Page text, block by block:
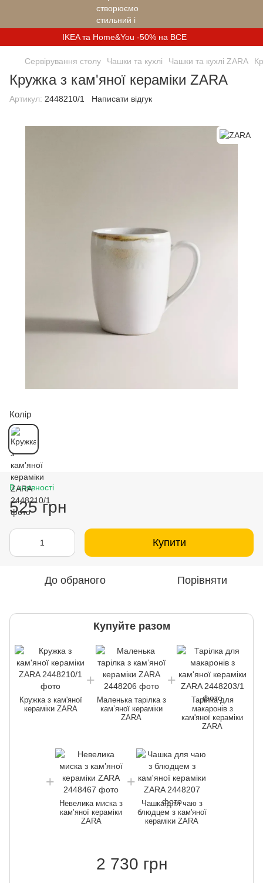
IKEA та Home&You -50% на ВСЕ
Сервірування столу Чашки та кухлі Чашки та кухлі ZARA
Кружка з кам'яної кераміки ZARA
Артикул: 2448210/1 Написати відгук
Колір
В наявності
525 грн
Купити
До обраного Порівняти
Купуйте разом
Кружка з кам'яної
кераміки ZARA
Маленька тарілка з
кам’яної кераміки
ZARA
Тарілка для
макаронів з
кам'яної кераміки
ZARA
Невелика миска з
кам’яної кераміки
ZARA
Чашка для чаю з
блюдцем з кам'яної
кераміки ZARA
2 730 грн